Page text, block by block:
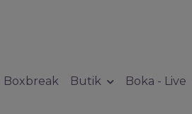
Boxbreak Butik Boka - Live